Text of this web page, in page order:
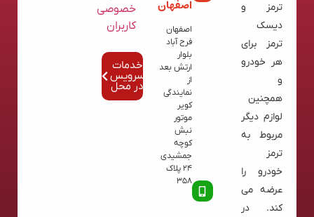
ترمز و
دیسک
ترمز برای
هر خودرو
و
همچنین
لوازم دیگر
مربوط به
ترمز
خودرو را
عرضه می
کند. در
اصفهان
اصفهان
فرح آباد
بلوار
ارتش بعد
از
نمایندگی
کویر
موتور
نبش
کوچه
جمشیدی
24 پلاک
358
خصوصی
کاربران
خدمات
سرویس
در محل